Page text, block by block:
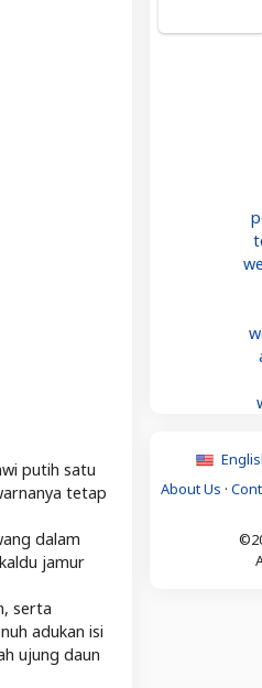
putih satu
tetap
dalam
jamur
serta
adukan isi
ujung daun
About Us ·